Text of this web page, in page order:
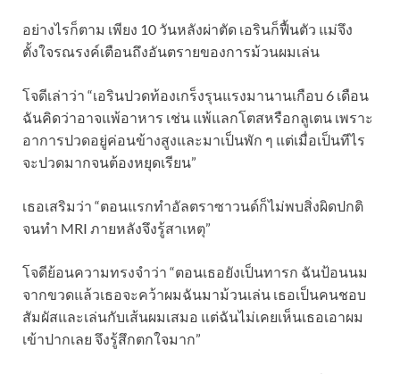
อย่างไรก็ตาม เพียง 10 วันหลังผ่าตัด เอรินก็ฟื้นตัว แม่จึง
ตั้งใจรณรงค์เตือนถึงอันตรายของการม้วนผมเล่น
โจดีเล่าว่า “เอรินปวดท้องเกร็งรุนแรงมานานเกือบ 6 เดือน
ฉันคิดว่าอาจแพ้อาหาร เช่น แพ้แลกโตสหรือกลูเตน เพราะ
อาการปวดอยู่ค่อนข้างสูงและมาเป็นพัก ๆ แต่เมื่อเป็นทีไร
จะปวดมากจนต้องหยุดเรียน”
เธอเสริมว่า “ตอนแรกทำอัลตราซาวนด์ก็ไม่พบสิ่งผิดปกติ
จนทำ MRI ภายหลังจึงรู้สาเหตุ”
โจดีย้อนความทรงจำว่า “ตอนเธอยังเป็นทารก ฉันป้อนนม
จากขวดแล้วเธอจะคว้าผมฉันมาม้วนเล่น เธอเป็นคนชอบ
สัมผัสและเล่นกับเส้นผมเสมอ แต่ฉันไม่เคยเห็นเธอเอาผม
เข้าปากเลย จึงรู้สึกตกใจมาก”